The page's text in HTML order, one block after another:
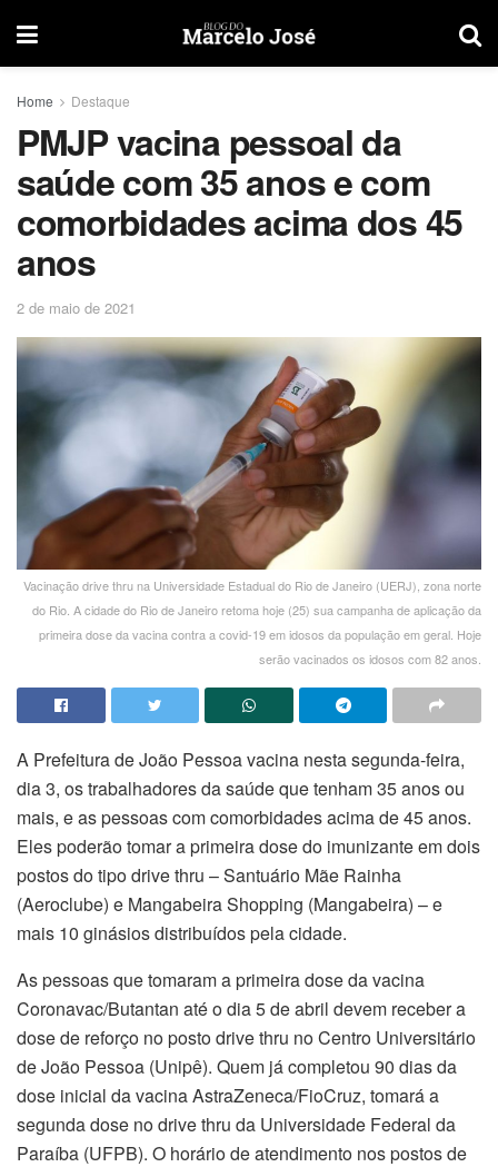
Home Destaque
PMJP vacina pessoal da
saúde com 35 anos e com
comorbidades acima dos 45
anos
2 de maio de 2021
Vacinação drive thru na Universidade Estadual do Rio de Janeiro (UERJ), zona norte
do Rio. A cidade do Rio de Janeiro retoma hoje (25) sua campanha de aplicação da
primeira dose da vacina contra a covid-19 em idosos da população em geral. Hoje
serão vacinados os idosos com 82 anos.
A Prefeitura de João Pessoa vacina nesta segunda-feira,
dia 3, os trabalhadores da saúde que tenham 35 anos ou
mais, e as pessoas com comorbidades acima de 45 anos.
Eles poderão tomar a primeira dose do imunizante em dois
postos do tipo drive thru – Santuário Mãe Rainha
(Aeroclube) e Mangabeira Shopping (Mangabeira) – e
mais 10 ginásios distribuídos pela cidade.
As pessoas que tomaram a primeira dose da vacina
Coronavac/Butantan até o dia 5 de abril devem receber a
dose de reforço no posto drive thru no Centro Universitário
de João Pessoa (Unipê). Quem já completou 90 dias da
dose inicial da vacina AstraZeneca/FioCruz, tomará a
segunda dose no drive thru da Universidade Federal da
Paraíba (UFPB). O horário de atendimento nos postos de